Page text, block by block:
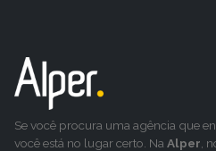
Se você procura uma agência que
você está no lugar certo. Na Alper ,